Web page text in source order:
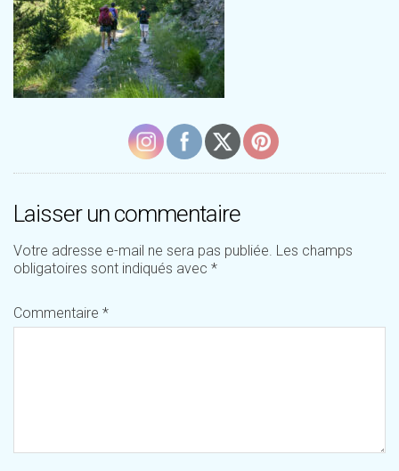
Laisser un commentaire
Votre adresse e-mail ne sera pas publiée. Les champs
obligatoires sont indiqués avec *
Commentaire *